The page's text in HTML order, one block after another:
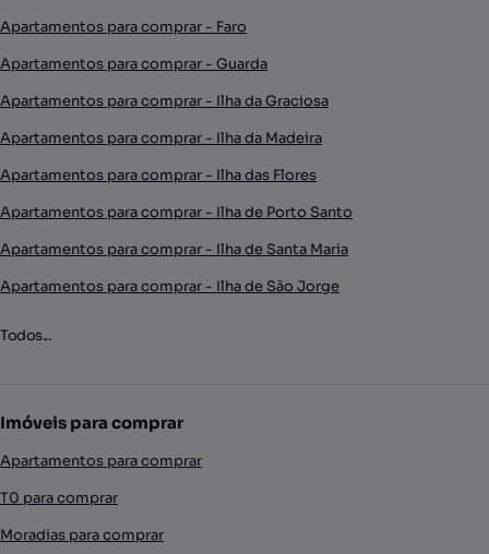
Apartamentos para comprar - Faro
Apartamentos para comprar - Guarda
Apartamentos para comprar - Ilha da Graciosa
Apartamentos para comprar - Ilha da Madeira
Apartamentos para comprar - Ilha das Flores
Apartamentos para comprar - Ilha de Porto Santo
Apartamentos para comprar - Ilha de Santa Maria
Apartamentos para comprar - Ilha de São Jorge
Todos...
Imóveis para comprar
Apartamentos para comprar
T0 para comprar
Moradias para comprar